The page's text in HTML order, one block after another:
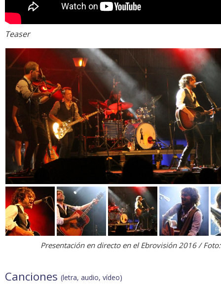
Teaser
Presentación en directo en elEbrovisión 2016/ Foto:
Canciones (letra, audio, vídeo)